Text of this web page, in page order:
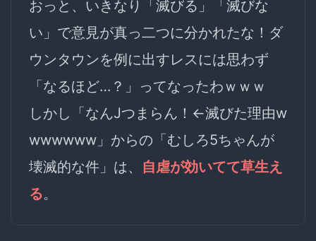
おっと、いきなり「滅びる」「滅びな
い」で意見が真っ二つに分かれたな！ダ
ウンタウンを例に出すレスには思わず
「なるほど…？」ってなったわｗｗｗ
しかし「なんJつまらん！←滅びた理由w
wwwwww」からの「むしろ5ちゃんが
壊滅的な件」は、 自虐が効いてて草生え
る。